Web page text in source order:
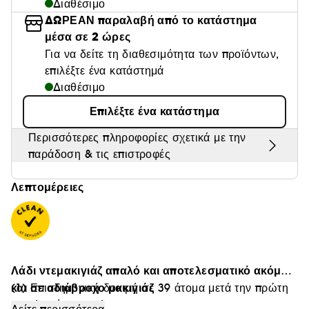
Θαμπάδα
Διαθέσιμο
ΔΩΡΕΑΝ παραλαβή από το κατάστημα
μέσα σε 2 ώρες
Για να δείτε τη διαθεσιμότητα των προϊόντων,
επιλέξτε ένα κατάστημά
Διαθέσιμο
Επιλέξτε ένα κατάστημα
Περισσότερες πληροφορίες σχετικά με την
παράδοση & τις επιστροφές
Λεπτομέρειες
Λάδι ντεμακιγιάζ απαλό και αποτελεσματικό ακόμα
και σε αδιάβροχο μακιγιάζ
Το λάδι ντεμακιγιάζ comfort της SEPHORA
(1) Επιστημονική δοκιμή σε 39 άτομα μετά την πρώτη
εφαρμογή.